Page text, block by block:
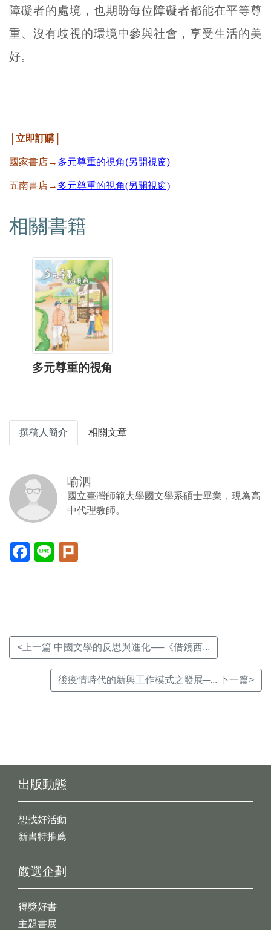
障礙者的處境，也期盼每位障礙者都能在平等尊
重、沒有歧視的環境中參與社會，享受生活的美
好。
│立即訂購│
國家書店→ 多元尊重的視角(另開視窗)
五南書店→ 多元尊重的視角(另開視窗)
相關書籍
多元尊重的視角
撰稿人簡介 相關文章
喻泗
國立臺灣師範大學國文學系碩士畢業，現為高
中代理教師。
Facebook(另
開
Line(另
開
<上一篇 中國文學的反思與進化──《借鏡西...
後疫情時代的新興工作模式之發展─... 下一篇>
出版動態
想找好活動
新書特推薦
嚴選企劃
得獎好書
主題書展